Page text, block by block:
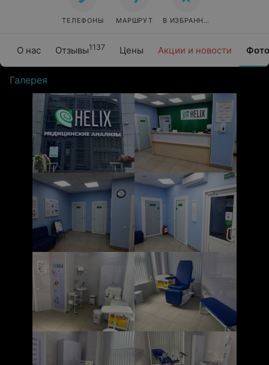
О нас Отзывы1137 Цены Акции и новости
ТЕЛЕФОНЫ МАРШРУТ В ИЗБРАННОЕ
Галерея